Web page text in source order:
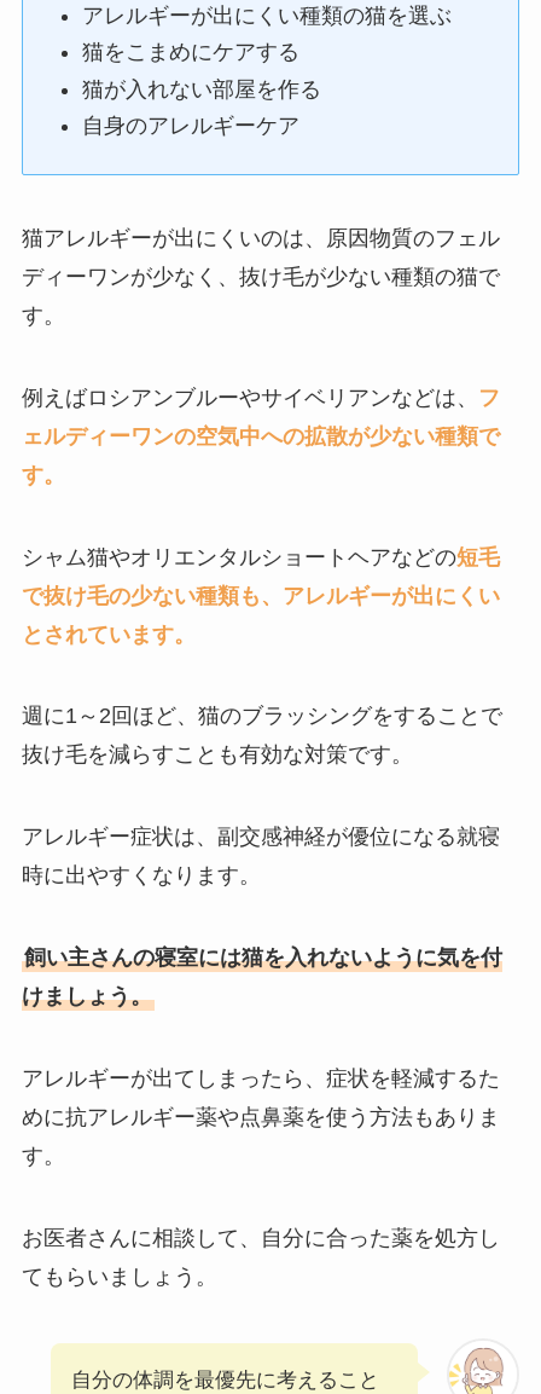
アレルギーが出にくい種類の猫を選ぶ
猫をこまめにケアする
猫が入れない部屋を作る
自身のアレルギーケア
猫アレルギーが出にくいのは、原因物質のフェル
ディーワンが少なく、抜け毛が少ない種類の猫で
す。
例えばロシアンブルーやサイベリアンなどは、
フ
ェルディーワンの空気中への拡散が少ない種類で
す。
シャム猫やオリエンタルショートヘアなどの短毛
で抜け毛の少ない種類も、アレルギーが出にくい
とされています。
週に1～2回ほど、猫のブラッシングをすることで
抜け毛を減らすことも有効な対策です。
アレルギー症状は、副交感神経が優位になる就寝
時に出やすくなります。
飼い主さんの寝室には猫を入れないように気を付
けましょう。
アレルギーが出てしまったら、症状を軽減するた
めに抗アレルギー薬や点鼻薬を使う方法もありま
す。
お医者さんに相談して、自分に合った薬を処方し
てもらいましょう。
自分の体調を最優先に考えること